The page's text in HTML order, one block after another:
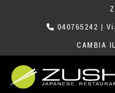
040765242 |
CAMBIA